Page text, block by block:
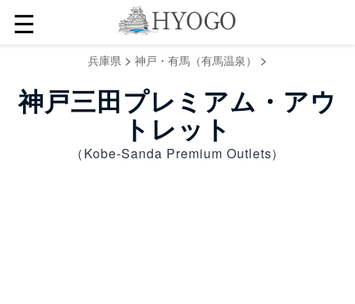
☰
兵庫県 > 神戸・有馬（有馬温泉） >
神戸三田プレミアム・アウ
トレット
（Kobe-Sanda Premium Outlets）